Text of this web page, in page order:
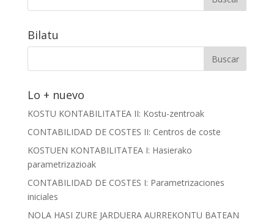
Bilatu
Lo + nuevo
KOSTU KONTABILITATEA II: Kostu-zentroak
CONTABILIDAD DE COSTES II: Centros de coste
KOSTUEN KONTABILITATEA I: Hasierako
parametrizazioak
CONTABILIDAD DE COSTES I: Parametrizaciones
iniciales
NOLA HASI ZURE JARDUERA AURREKONTU BATEAN